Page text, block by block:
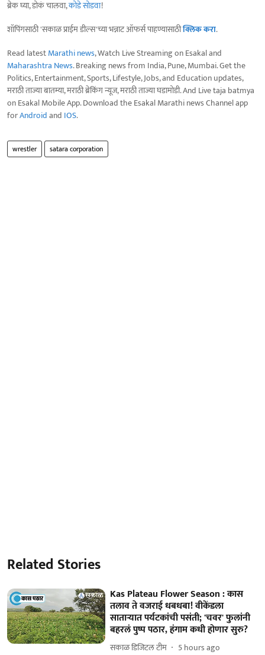
ब्रेक घ्या, डोकं चालवा,कोडे सोडवा!
शॉपिंगसाठी 'सकाळ प्राईम डील्स'च्या भन्नाट ऑफर्स पाहण्यासाठीक्लिक करा.
Read latestMarathi news, Watch Live Streaming on Esakal and
Maharashtra News. Breaking news from India, Pune, Mumbai. Get the
Politics, Entertainment, Sports, Lifestyle, Jobs, and Education updates,
मराठी ताज्या बातम्या, मराठी ब्रेकिंग न्यूज, मराठी ताज्या घडामोडी. And Live taja batmya
on Esakal Mobile App. Download the Esakal Marathi news Channel app
forAndroidand IOS.
wrestler satara corporation
Related Stories
Kas Plateau Flower Season : कास
तलाव ते वजराई धबधबा! वीकेंडला
साताऱ्यात पर्यटकांची पसंती; 'चवर' फुलांनी
बहरलं पुष्प पठार, हंगाम कधी होणार सुरु?
सकाळ डिजिटल टीम 5 hours ago